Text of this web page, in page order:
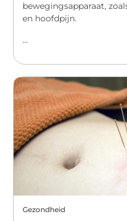
bewegingsapparaat,
en hoofdpijn.
...
Gezondheid